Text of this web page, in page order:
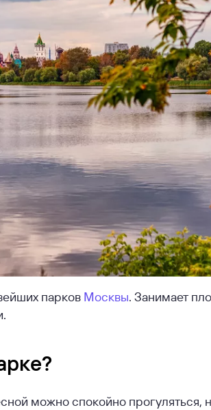
парков Москвы. Занимает
можно спокойно прогуляться,